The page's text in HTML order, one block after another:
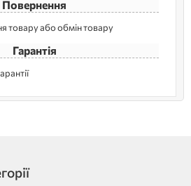
Повернення
товару або обмін товару
Гарантія